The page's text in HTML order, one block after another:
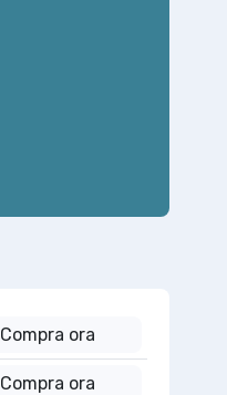
Compra ora
Compra ora